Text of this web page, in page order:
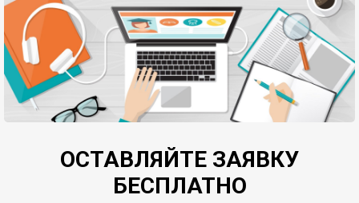
ОСТАВЛЯЙТЕ ЗАЯВКУ
БЕСПЛАТНО